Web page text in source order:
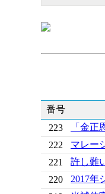
番号
223
「金
222
マレー
221
許し難
220
2017年